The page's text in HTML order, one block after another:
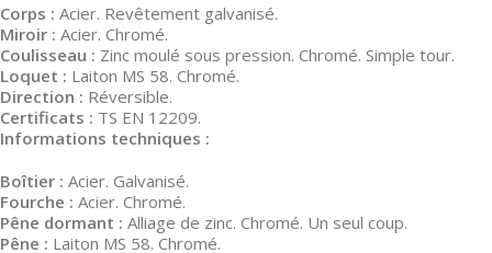
Corps : Acier. Revêtement galvanisé.
Miroir : Acier. Chromé.
Coulisseau : Zinc moulé sous pression. Chromé. Simple tour.
Loquet : Laiton MS 58. Chromé.
Direction : Réversible.
Certificats : TS EN 12209.
Informations techniques :
Boîtier : Acier. Galvanisé.
Fourche : Acier. Chromé.
Pêne dormant : Alliage de zinc. Chromé. Un seul coup.
Pêne : Laiton MS 58. Chromé.